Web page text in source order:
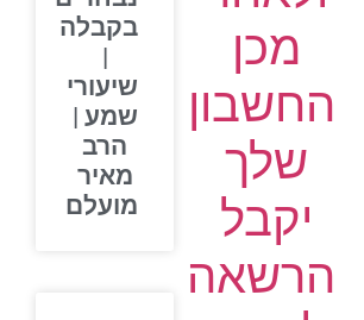
מכן
החשבון
שלך
יקבל
הרשאה
בקבלה
שיעורי
שמע |
הרב
מאיר
מועלם